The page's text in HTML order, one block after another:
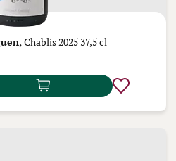
Chablis 2025 37,5 cl